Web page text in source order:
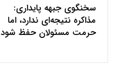
سخنگوی جبهه پایداری:
مذاکره نتیجه‌ای ندارد، اما
حرمت مسئولان حفظ شود